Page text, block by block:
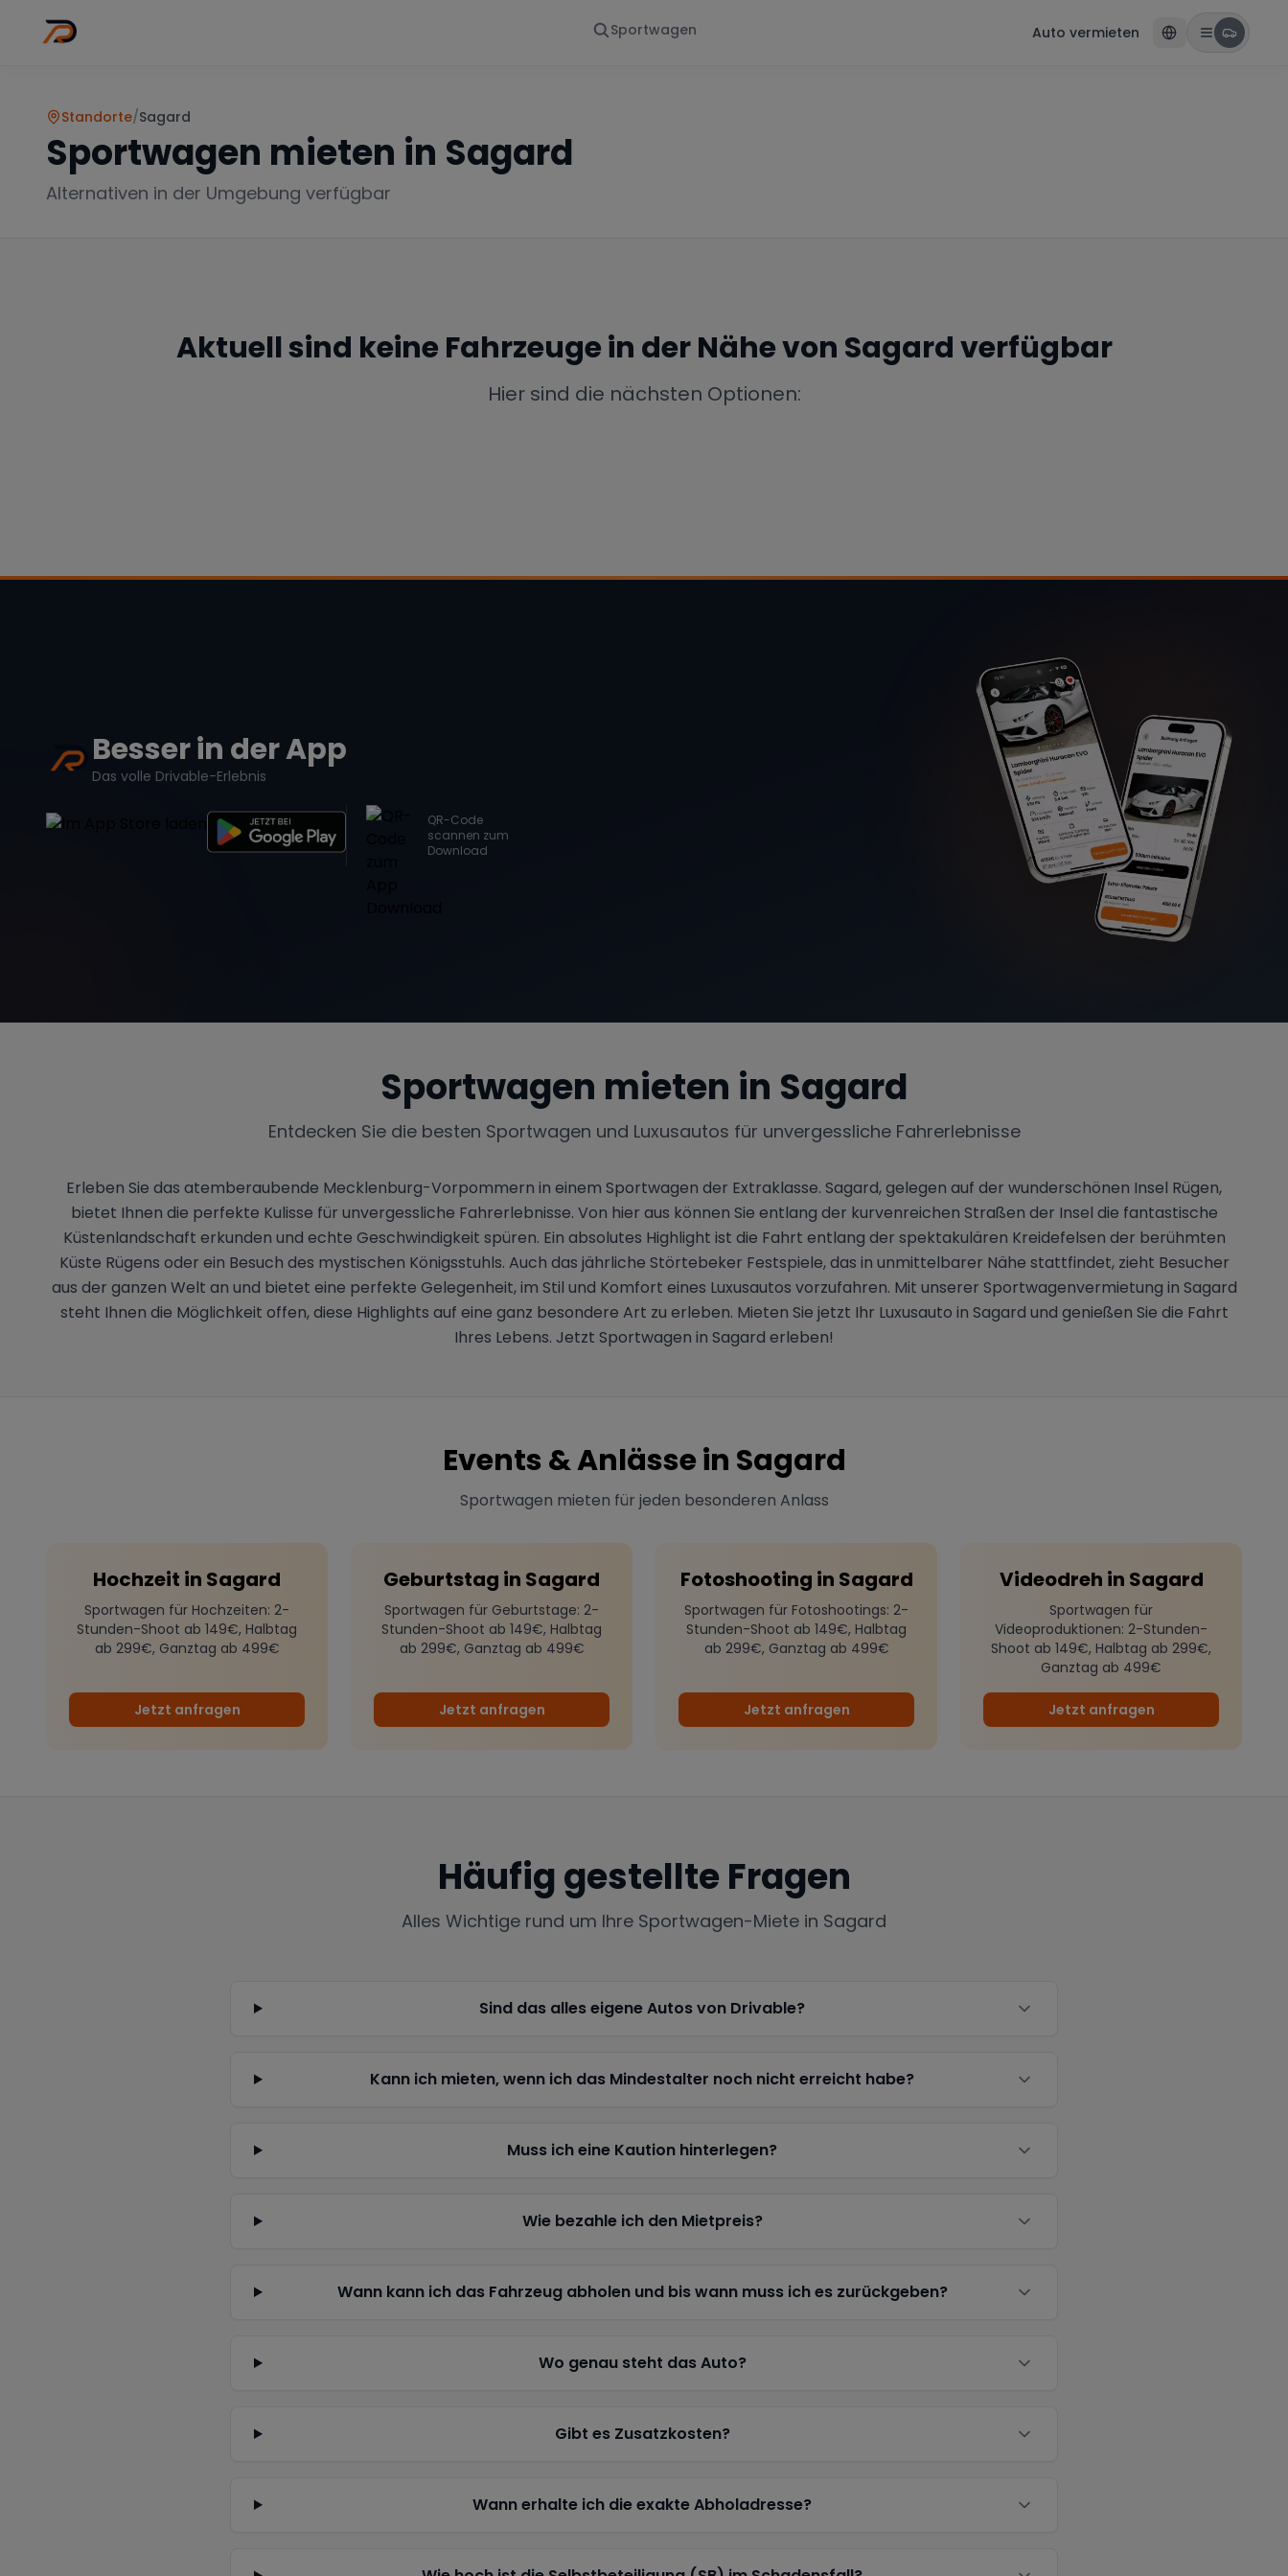
Sportwagen Auto vermieten
Standorte/Sagard
Sportwagen mieten in Sagard
Alternativen in der Umgebung verfügbar
Aktuell sind keine Fahrzeuge in der Nähe von Sagardverfügbar
Hier sind die nächsten Optionen:
Besser in der App
Das volle Drivable-Erlebnis
QR-Code
scannen zum
Download
Sportwagen mieten in Sagard
Entdecken Sie die besten Sportwagen und Luxusautos für unvergessliche Fahrerlebnisse
Erleben Sie das atemberaubende Mecklenburg-Vorpommern in einem Sportwagen der Extraklasse. Sagard, gelegen auf der wunderschönen Insel Rügen,
bietet Ihnen die perfekte Kulisse für unvergessliche Fahrerlebnisse. Von hier aus können Sie entlang der kurvenreichen Straßen der Insel die fantastische
Küstenlandschaft erkunden und echte Geschwindigkeit spüren. Ein absolutes Highlight ist die Fahrt entlang der spektakulären Kreidefelsen der berühmten
Küste Rügens oder ein Besuch des mystischen Königsstuhls. Auch das jährliche Störtebeker Festspiele, das in unmittelbarer Nähe stattfindet, zieht Besucher
aus der ganzen Welt an und bietet eine perfekte Gelegenheit, im Stil und Komfort eines Luxusautos vorzufahren. Mit unserer Sportwagenvermietung in Sagard
steht Ihnen die Möglichkeit offen, diese Highlights auf eine ganz besondere Art zu erleben. Mieten Sie jetzt Ihr Luxusauto in Sagard und genießen Sie die Fahrt
Ihres Lebens. Jetzt Sportwagen in Sagard erleben!
Events & Anlässe in Sagard
Sportwagen mieten für jeden besonderen Anlass
Hochzeit in Sagard
Sportwagen für Hochzeiten: 2-
Stunden-Shoot ab 149€, Halbtag
ab 299€, Ganztag ab 499€
Jetzt anfragen
Geburtstag in Sagard
Sportwagen für Geburtstage: 2-
Stunden-Shoot ab 149€, Halbtag
ab 299€, Ganztag ab 499€
Jetzt anfragen
Fotoshooting in Sagard
Sportwagen für Fotoshootings: 2-
Stunden-Shoot ab 149€, Halbtag
ab 299€, Ganztag ab 499€
Jetzt anfragen
Videodreh in Sagard
Sportwagen für
Videoproduktionen: 2-Stunden-
Shoot ab 149€, Halbtag ab 299€,
Ganztag ab 499€
Jetzt anfragen
Häufig gestellte Fragen
Alles Wichtige rund um Ihre Sportwagen-Miete in Sagard
Sind das alles eigene Autos von Drivable?
Kann ich mieten, wenn ich das Mindestalter noch nicht erreicht habe?
Muss ich eine Kaution hinterlegen?
Wie bezahle ich den Mietpreis?
Wann kann ich das Fahrzeug abholen und bis wann muss ich es zurückgeben?
Wo genau steht das Auto?
Gibt es Zusatzkosten?
Wann erhalte ich die exakte Abholadresse?